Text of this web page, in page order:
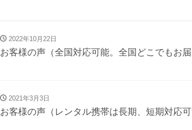
2022年10月22日
お客様の声（全国対応可能。全国どこでもお届
2021年3月3日
お客様の声（レンタル携帯は長期、短期対応